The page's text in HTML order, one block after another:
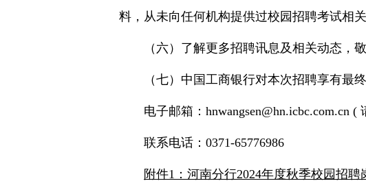
料，从未向任何机构提供过校园招聘考试相关
（六）了解更多招聘讯息及相关动态，
（七）中国工商银行对本次招聘享有最终
电子邮箱：hnwangsen@hn.icbc.com.cn
联系电话：0371-65776986
附件1：河南分行2024年度秋季校园招聘